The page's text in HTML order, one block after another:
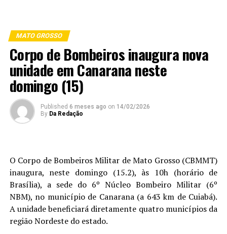
MATO GROSSO
Corpo de Bombeiros inaugura nova
unidade em Canarana neste
domingo (15)
Published 6 meses ago on 14/02/2026
By Da Redação
O Corpo de Bombeiros Militar de Mato Grosso (CBMMT)
inaugura, neste domingo (15.2), às 10h (horário de
Brasília), a sede do 6º Núcleo Bombeiro Militar (6º
NBM), no município de Canarana (a 643 km de Cuiabá).
A unidade beneficiará diretamente quatro municípios da
região Nordeste do estado.